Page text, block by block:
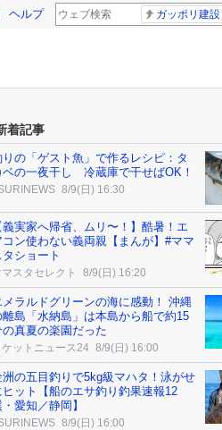
ヘルプ ガッポリ建設
着記事
りの「ゲスト魚」で作るレシピ：タ
ベの一夜干し 冷蔵庫で干せばOK！
8/9(日) 16:30
義実家へ帰省、ムリ〜！】酷暑！エ
コン使わない義両親【まんが】#ママ
タショート
マスタセレクト 8/9(日) 16:20
メラルドグリーンの海に感動！ 沖縄
離島「水納島」は本島から船で約15
の真夏の楽園だった
ケットニュース24 8/9(日) 16:00
洲の五目釣りで5kg級マハタ！泳がせ
ヒット【船のエサ釣り釣果速報12
愛知／静岡】
8/9(日) 16:00